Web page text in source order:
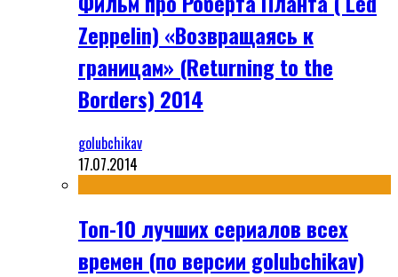
Zeppelin) «Возвращаясь к
границам» (Returning to the
Borders) 2014
golubchikav
17.07.2014
Топ-10 лучших сериалов всех
времен (по версии golubchikav)